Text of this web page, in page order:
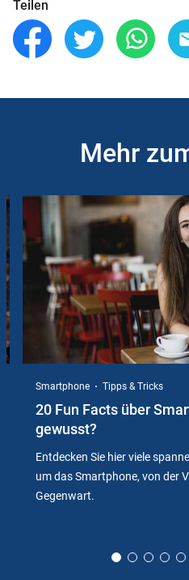
Teilen
Mehr
Instructions
Smartphone Tipps & Tricks
20 Fun Facts über
gewusst?
Entdecken Sie hier viele
um das Smartphone, von der
Gegenwart.